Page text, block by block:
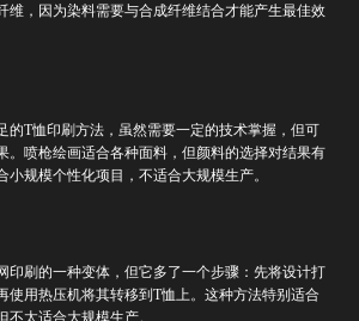
维，因为染料需要与合成纤维结合才能产生最佳效
的T恤印刷方法，虽然需要一定的技术掌握，但可
。喷枪绘画适合各种面料，但颜料的选择对结果有
小规模个性化项目，不适合大规模生产。
印刷的一种变体，但它多了一个步骤：先将设计打
使用热压机将其转移到T恤上。这种方法特别适合
太适合大规模生产。